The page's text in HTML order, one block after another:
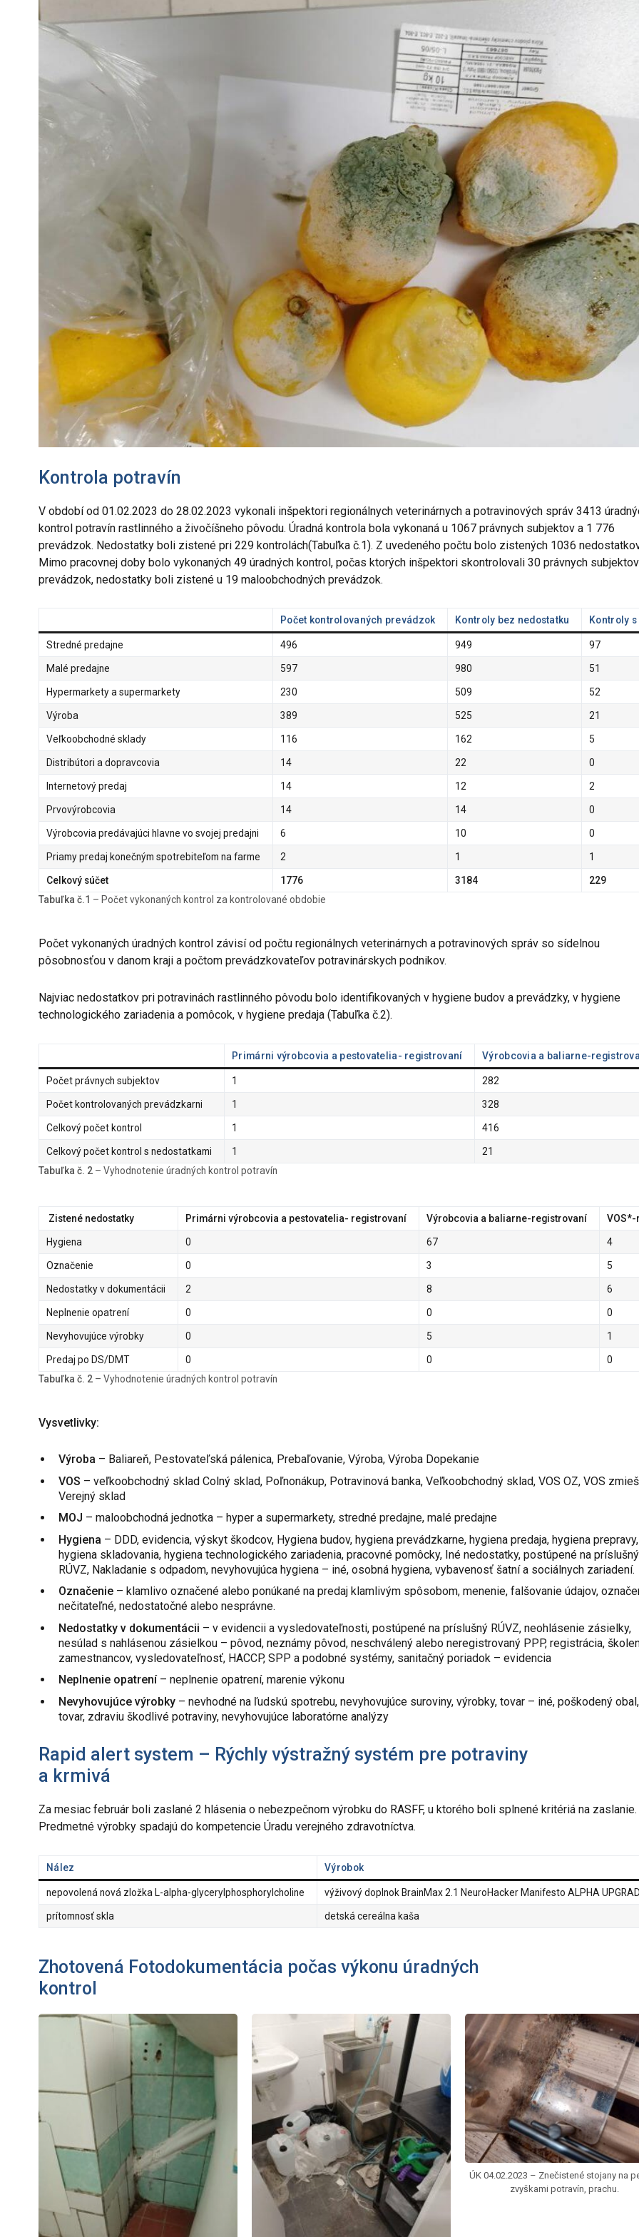
Kontrola potravín
V období od 01.02.2023 do 28.02.2023 vykonali inšpektori regionálnych veterinárnych a potravinových správ 3413
kontrol potravín rastlinného a živočíšneho pôvodu. Úradná kontrola bola vykonaná u 1067 právnych subjektov a 1 776
prevádzok. Nedostatky boli zistené pri 229 kontrolách(Tabuľka č.1). Z uvedeného počtu bolo zistených 1036
Mimo pracovnej doby bolo vykonaných 49 úradných kontrol, počas ktorých inšpektori skontrolovali 30 právnych
prevádzok, nedostatky boli zistené u 19 maloobchodných prevádzok.
Počet kontrolovaných prevádzok Kontroly bez nedostatku Kontroly s
Stredné predajne 496 949 97
Malé predajne 597 980 51
Hypermarkety a supermarkety 230 509 52
Výroba 389 525 21
Veľkoobchodné sklady 116 162 5
Distribútori a dopravcovia 14 22 0
Internetový predaj 14 12 2
Prvovýrobcovia 14 14 0
Výrobcovia predávajúci hlavne vo svojej predajni 6 10 0
Priamy predaj konečným spotrebiteľom na farme 2 1 1
Celkový súčet 1776 3184 229
Tabuľka č.1 – Počet vykonaných kontrol za kontrolované obdobie
Počet vykonaných úradných kontrol závisí od počtu regionálnych veterinárnych a potravinových správ so sídelnou
pôsobnosťou v danom kraji a počtom prevádzkovateľov potravinárskych podnikov.
Najviac nedostatkov pri potravinách rastlinného pôvodu bolo identifikovaných v hygiene budov a prevádzky, v hygiene
technologického zariadenia a pomôcok, v hygiene predaja (Tabuľka č.2).
Primárni výrobcovia a pestovatelia- registrovaní Výrobcovia a baliarne-
Počet právnych subjektov 1 282
Počet kontrolovaných prevádzkarni 1 328
Celkový počet kontrol 1 416
Celkový počet kontrol s nedostatkami 1 21
Tabuľka č. 2– Vyhodnotenie úradných kontrol potravín
Zistené nedostatky Primárni výrobcovia a pestovatelia- registrovaní Výrobcovia a baliarne-registrovaní VOS*-
Hygiena 0 67 4
Označenie 0 3 5
Nedostatky v dokumentácii 2 8 6
Neplnenie opatrení 0 0 0
Nevyhovujúce výrobky 0 5 1
Predaj po DS/DMT 0 0 0
Tabuľka č. 2– Vyhodnotenie úradných kontrol potravín
Vysvetlivky:
Výroba – Baliareň, Pestovateľská pálenica, Prebaľovanie, Výroba, Výroba Dopekanie
VOS – veľkoobchodný sklad Colný sklad, Poľnonákup, Potravinová banka, Veľkoobchodný sklad, VOS OZ, VOS
Verejný sklad
MOJ – maloobchodná jednotka – hyper a supermarkety, stredné predajne, malé predajne
Hygiena – DDD, evidencia, výskyt škodcov, Hygiena budov, hygiena prevádzkarne, hygiena predaja, hygiena prepravy,
hygiena skladovania, hygiena technologického zariadenia, pracovné pomôcky, Iné nedostatky, postúpené na príslušný
RÚVZ, Nakladanie s odpadom, nevyhovujúca hygiena – iné, osobná hygiena, vybavenosť šatní a sociálnych zariadení.
Označenie – klamlivo označené alebo ponúkané na predaj klamlivým spôsobom, menenie, falšovanie údajov,
nečitateľné, nedostatočné alebo nesprávne.
Nedostatky v dokumentácii – v evidencii a vysledovateľnosti, postúpené na príslušný RÚVZ, neohlásenie zásielky,
nesúlad s nahlásenou zásielkou – pôvod, neznámy pôvod, neschválený alebo neregistrovaný PPP, registrácia,
zamestnancov, vysledovateľnosť, HACCP, SPP a podobné systémy, sanitačný poriadok – evidencia
Neplnenie opatrení – neplnenie opatrení, marenie výkonu
Nevyhovujúce výrobky – nevhodné na ľudskú spotrebu, nevyhovujúce suroviny, výrobky, tovar – iné, poškodený obal,
tovar, zdraviu škodlivé potraviny, nevyhovujúce laboratórne analýzy
Rapid alert system – Rýchly výstražný systém pre potraviny
a krmivá
Za mesiac február boli zaslané 2 hlásenia o nebezpečnom výrobku do RASFF, u ktorého boli splnené kritériá na zaslanie.
Predmetné výrobky spadajú do kompetencie Úradu verejného zdravotníctva.
Nález Výrobok
nepovolená nová zložka L-alpha-glycerylphosphorylcholine výživový doplnok BrainMax 2.1 NeuroHacker Manifesto ALPHA
prítomnosť skla detská cereálna kaša
Zhotovená Fotodokumentácia počas výkonu úradných
kontrol
ÚK 04.02.2023 – Znečistené stojany na
zvyškami potravín, prachu.